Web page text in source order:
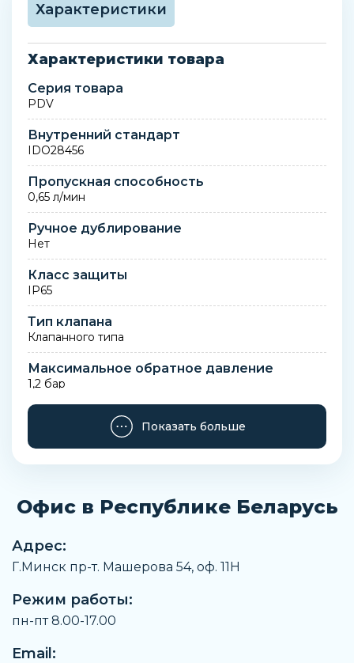
Характеристики
Характеристики товара
Серия товара
PDV
Внутренний стандарт
IDO28456
Пропускная способность
0,65 л/мин
Ручное дублирование
Нет
Класс защиты
IP65
Тип клапана
Клапанного типа
Максимальное обратное давление
1,2 бар
Материалы уплотнения
FKM (Фторкаучук)
Установка
Крепежные аксессуары
Рабочий цикл
100% непрерывный режим работы
Мощность
2 Вт
Тип электрического подключения
Показать больше
Офис в Республике Беларусь
Адрес:
Г.Минск пр-т. Машерова 54, оф. 11H
Режим работы:
пн-пт 8.00-17.00
Email: